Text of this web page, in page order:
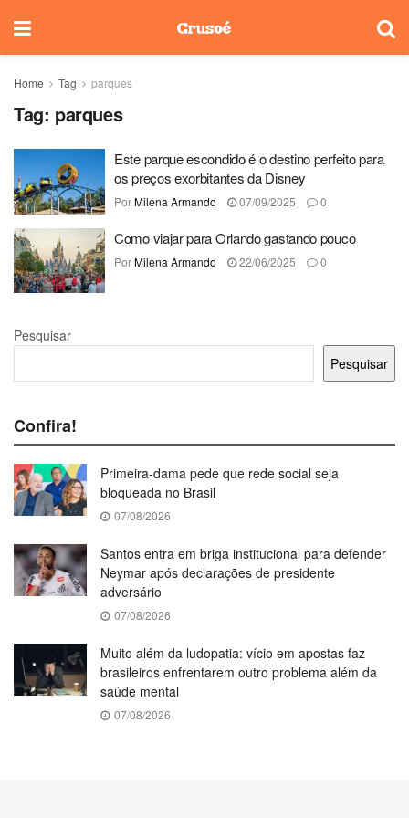
Home Tag parques
Tag: parques
Este parque escondido é o destino perfeito para
os preços exorbitantes da Disney
PorMilena Armando 07/09/2025 0
Como viajar para Orlando gastando pouco
PorMilena Armando 22/06/2025 0
Pesquisar
Pesquisar
Confira!
Primeira-dama pede que rede social seja
bloqueada no Brasil
07/08/2026
Santos entra em briga institucional para defender
Neymar após declarações de presidente
adversário
07/08/2026
Muito além da ludopatia: vício em apostas faz
brasileiros enfrentarem outro problema além da
saúde mental
07/08/2026